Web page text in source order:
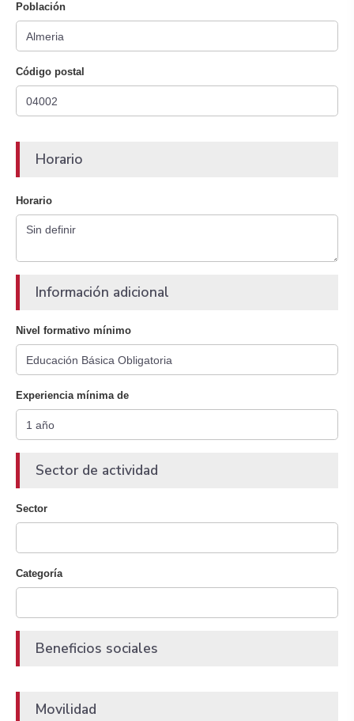
Población
Código postal
Horario
Horario
Información adicional
Nivel formativo mínimo
Experiencia mínima de
Sector de actividad
Sector
Categoría
Beneficios sociales
Movilidad